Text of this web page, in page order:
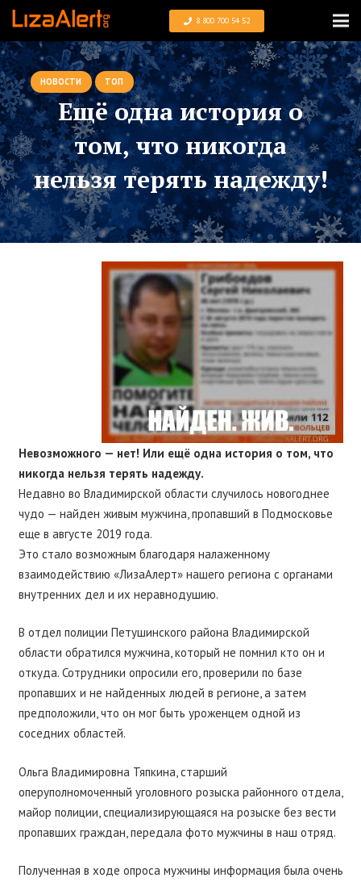
8 800 700 54 52
НОВОСТИ ТОП
Ещё одна история о
том, что никогда
нельзя терять надежду!
Невозможного — нет! Или ещё одна история о том, что
никогда нельзя терять надежду.
Недавно во Владимирской области случилось новогоднее
чудо — найден живым мужчина, пропавший в Подмосковье
еще в августе 2019 года.
Это стало возможным благодаря налаженному
взаимодействию «ЛизаАлерт» нашего региона с органами
внутренних дел и их неравнодушию.
В отдел полиции Петушинского района Владимирской
области обратился мужчина, который не помнил кто он и
откуда. Сотрудники опросили его, проверили по базе
пропавших и не найденных людей в регионе, а затем
предположили, что он мог быть уроженцем одной из
соседних областей.
Ольга Владимировна Тяпкина, старший
оперуполномоченный уголовного розыска районного отдела,
майор полиции, специализирующаяся на розыске без вести
пропавших граждан, передала фото мужчины в наш отряд.
Полученная в ходе опроса мужчины информация была очень